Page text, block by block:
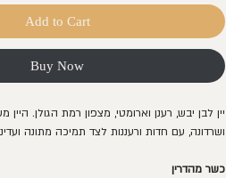
Add to Cart
Buy Now
יין לבן יבש, רענן וארומטי, מצפון רמת הגולן. היין
ושרדונה, עם חדות ורעננות לצד תמיכה מתונה
כשר מהדרין